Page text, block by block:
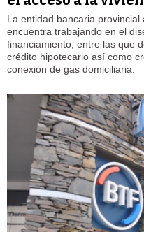
La entidad bancaria provincial
encuentra trabajando en el
financiamiento, entre las que
crédito hipotecario así como
conexión de gas domiciliaria.